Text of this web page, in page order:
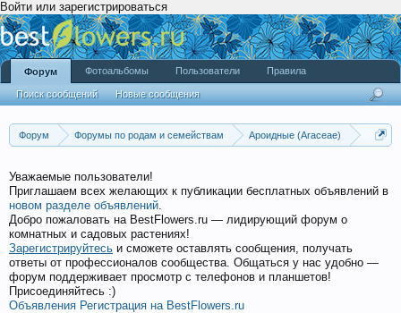
Войти или зарегистрироваться
Форум Форумы по родам и семействам
Ароидные (Araceae)
Уважаемые пользователи!
Приглашаем всех желающих к публикации бесплатных объявлений в
новом разделе объявлений.
Добро пожаловать на BestFlowers.ru — лидирующий форум о
комнатных и садовых растениях!
Зарегистрируйтесь и сможете оставлять сообщения, получать
ответы от профессионалов сообщества. Общаться у нас удобно —
форум поддерживает просмотр с телефонов и планшетов!
Присоединяйтесь :)
Объявления Регистрация на BestFlowers.ru
Форум
Поиск сообщений Новые сообщения
Фотоальбомы Пользователи Правила